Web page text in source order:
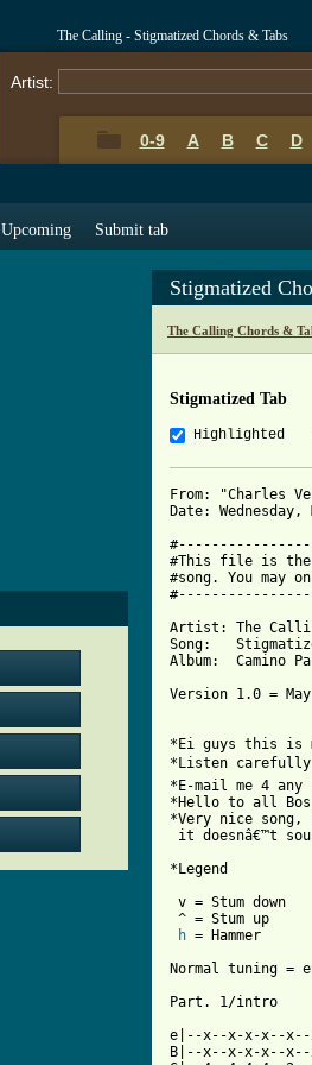
The Calling - Stigmatized Chords & Tabs
Artist:
0-9 A B C D
Upcoming Submit tab
Stigmatized
The Calling Chords &
Stigmatized Tab
Highlighted
From: "Charles
Date:
#This file is the
#song. You
Artist: The
Song:
Album:  Camino
Version 1.0 =
*Ei guys this is
*Listen carefully
*E-mail me 4
*Hello to all
*Very nice
it doesnâ€™t
*Legend
v = Stum down
^ = Stum up
h = Hammer
Normal tuning =
Part. 1/intro
e|--x--x-x-x--
B|--x--x-x-x--